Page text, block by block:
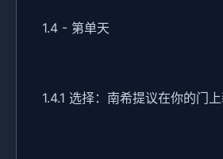
1.4 - 第单天
1.4.1 选择：南希提议在你的门